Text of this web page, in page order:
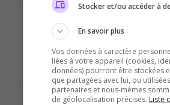
Stocker et/ou accéder à
En savoir plus
Vos données à caractère
liées à votre appareil (cookies,
données) pourront être stockées
que partagées avec lui, ou
partenaires et nous-mêmes
de géolocalisation précises. Liste